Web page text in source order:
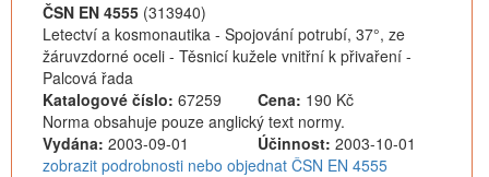
ČSN EN 4555 (313940)
Letectví a kosmonautika - Spojování potrubí, 37°, ze
žáruvzdorné oceli - Těsnicí kužele vnitřní k přivaření -
Palcová řada
Katalogové číslo: 67259 Cena: 190 Kč
Norma obsahuje pouze anglický text normy.
Vydána: 2003-09-01 Účinnost: 2003-10-01
zobrazit podrobnosti nebo objednat ČSN EN 4555